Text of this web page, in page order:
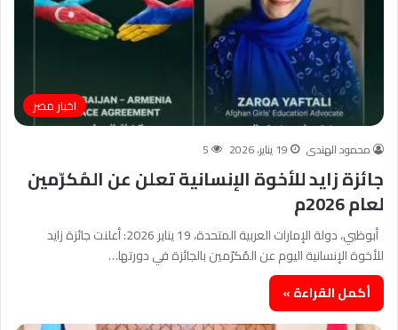
اخبار مصر
محمود الهندى 19 يناير، 2026 5
جائزة زايد للأخوة الإنسانية تعلن عن المُكرّمين
لعام 2026م
أبوظبي، دولة الإمارات العربية المتحدة، 19 يناير 2026: أعلنت جائزة زايد
للأخوة الإنسانية اليوم عن المُكرّمين بالجائزة في دورتها…
أكمل القراءة »